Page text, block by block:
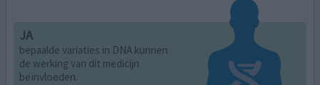
JA
bepaalde variaties in DNA kunnen
de werking van dit medicijn
beïnvloeden.